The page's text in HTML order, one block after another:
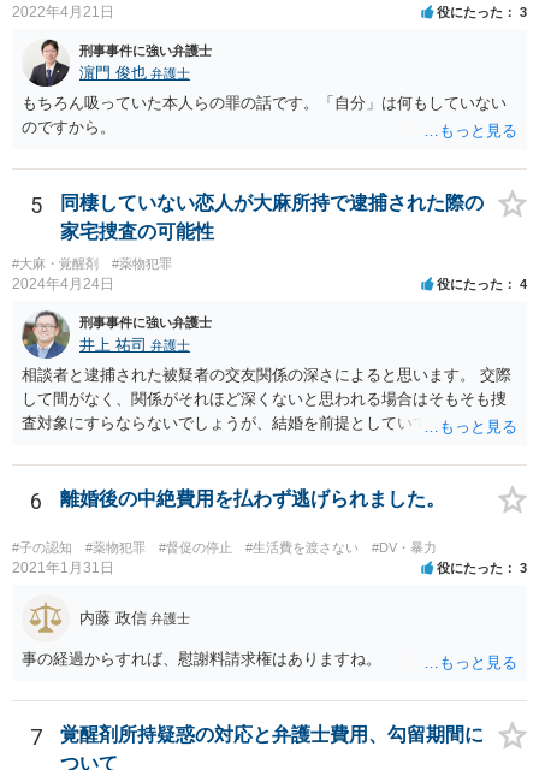
故（例えば、複数人が亡くなるとか、無車検・無保険で後遺障害を生
じた被害者への賠償が全くできないとか。）などでなければ、交通事
故についてしっかり反省し、相手方への賠償責任を果たすことができ
れば、異種前科で執行猶予中であっても、罰金刑で済み、執行猶予を
取り消されない可能性が高いです。 通勤で車を使われていたり、趣味
が車の運転なのですね。 一番大事なことは、あなたが二度と覚醒剤に
と思います。 人生は、その気があれば、十分やり直せます。頑張って
ください。
2022年4月21日 役にたった 3
刑事事件に強い弁護士
濵門 俊也 弁護士
もちろん吸っていた本人らの罪の話です。「自分」は何もしていない
のですから。
5
同棲していない恋人が大麻所持で逮捕された際の
家宅捜査の可能性
#大麻・覚醒剤 #薬物犯罪
2024年4月24日 役にたった 4
刑事事件に強い弁護士
井上 祐司 弁護士
相談者と逮捕された被疑者の交友関係の深さによると思います。 交際
して間がなく、関係がそれほど深くないと思われる場合はそもそも捜
査対象にすらならないでしょうが、結婚を前提としていて、頻繁にLIN
ものがある、という事情が存在する場合、まずは任意での参考人聴取
が行われ、その結果を受けて捜索差押許可状の発布を検討する、とい
を疑われるやり取りが一切なく、共同所持が疑われる状況にないので
あれば、心配は特に必要ないかと思われます。
6 離婚後の中絶費用を払わず逃げられました。
#子の認知 #薬物犯罪 #督促の停止 #生活費を渡さない #DV・暴力
2021年1月31日 役にたった 3
内藤 政信 弁護士
事の経過からすれば、慰謝料請求権はありますね。
7
覚醒剤所持疑惑の対応と弁護士費用、勾留期間に
ついて